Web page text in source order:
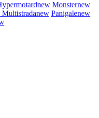
new Monsternew
Multistradanew Panigalenew